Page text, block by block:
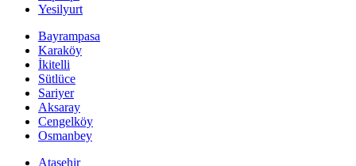
Yesilyurt
Bayrampasa
Karaköy
İkitelli
Sütlüce
Sariyer
Aksaray
Cengelköy
Osmanbey
Atasehir